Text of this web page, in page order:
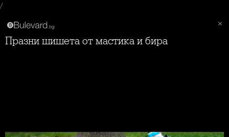
/
Празни шишета от мастика и бира